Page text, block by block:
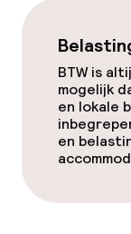
BTW is
mogelijk
en lokale
en